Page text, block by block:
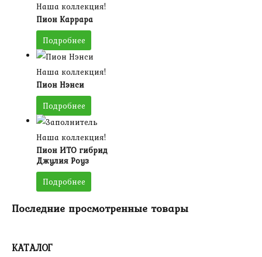
КАТАЛОГ
Наша коллекция!
Пион Каррара
Подробнее
Наша коллекция!
Пион Нэнси
Подробнее
Наша коллекция!
Пион ИТО гибрид
Джулия Роуз
Подробнее
Последние просмотренные товары